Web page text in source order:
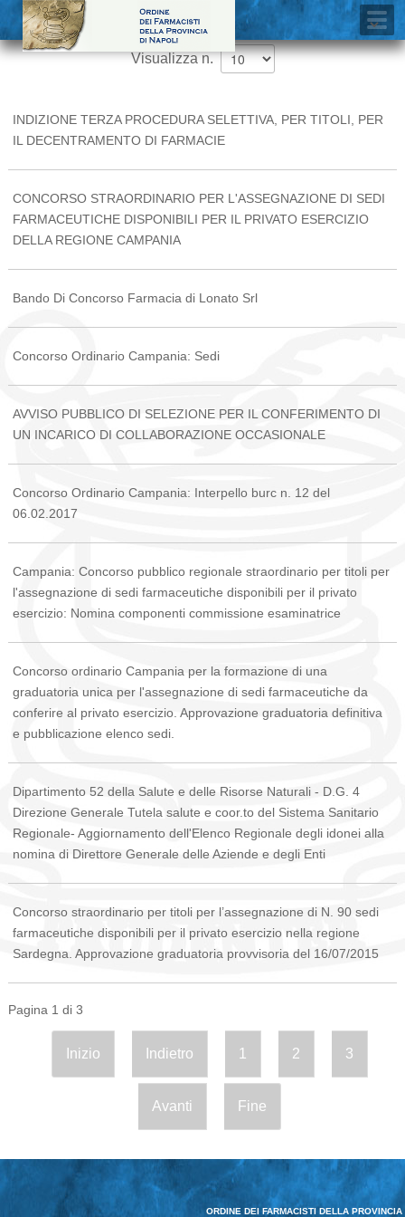
Visualizza n.
INDIZIONE TERZA PROCEDURA SELETTIVA, PER TITOLI, PER
IL DECENTRAMENTO DI FARMACIE
CONCORSO STRAORDINARIO PER L'ASSEGNAZIONE DI SEDI
FARMACEUTICHE DISPONIBILI PER IL PRIVATO ESERCIZIO
DELLA REGIONE CAMPANIA
Bando Di Concorso Farmacia di Lonato Srl
Concorso Ordinario Campania: Sedi
AVVISO PUBBLICO DI SELEZIONE PER IL CONFERIMENTO DI
UN INCARICO DI COLLABORAZIONE OCCASIONALE
Concorso Ordinario Campania: Interpello burc n. 12 del
06.02.2017
Campania: Concorso pubblico regionale straordinario per titoli per
l'assegnazione di sedi farmaceutiche disponibili per il privato
esercizio: Nomina componenti commissione esaminatrice
Concorso ordinario Campania per la formazione di una
graduatoria unica per l'assegnazione di sedi farmaceutiche da
conferire al privato esercizio. Approvazione graduatoria definitiva
e pubblicazione elenco sedi.
Dipartimento 52 della Salute e delle Risorse Naturali - D.G. 4
Direzione Generale Tutela salute e coor.to del Sistema Sanitario
Regionale- Aggiornamento dell'Elenco Regionale degli idonei alla
nomina di Direttore Generale delle Aziende e degli Enti
Concorso straordinario per titoli per l’assegnazione di N. 90 sedi
farmaceutiche disponibili per il privato esercizio nella regione
Sardegna. Approvazione graduatoria provvisoria del 16/07/2015
Pagina 1 di 3
Inizio Indietro 1 2 3
Avanti Fine
ORDINE DEI FARMACISTI DELLA PROVINCIA